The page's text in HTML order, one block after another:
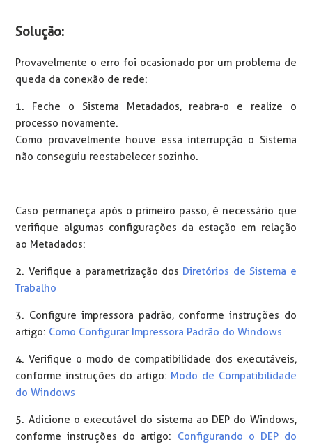
Solução:
Provavelmente o erro foi ocasionado por um problema de
queda da conexão de rede:
1. Feche o Sistema Metadados, reabra-o e realize o
processo novamente.
Como provavelmente houve essa interrupção o Sistema
não conseguiu reestabelecer sozinho.
Caso permaneça após o primeiro passo, é necessário que
verifique algumas configurações da estação em relação
ao Metadados:
2. Verifique a parametrização dos Diretórios de Sistema e
Trabalho
3. Configure impressora padrão, conforme instruções do
artigo: Como Configurar Impressora Padrão do Windows
4. Verifique o modo de compatibilidade dos executáveis,
conforme instruções do artigo: Modo de Compatibilidade
do Windows
5. Adicione o executável do sistema ao DEP do Windows,
conforme instruções do artigo: Configurando o DEP do